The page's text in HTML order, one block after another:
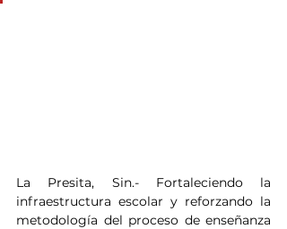
La Presita, Sin.- Fortaleciendo la
infraestructura escolar y reforzando la
metodología del proceso de enseñanza